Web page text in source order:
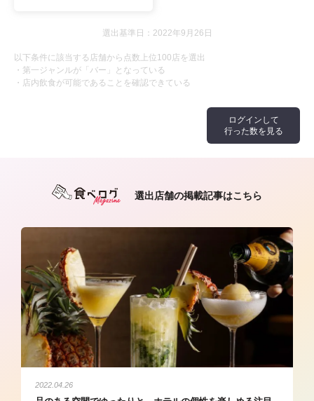
ログインして
行った数を見る
選出基準日：2022年9月26日
以下条件に該当する店舗から点数上位100店を選出
・第一ジャンルが「バー」となっている
・店内飲食が可能であることを確認できている
選出店舗の掲載記事はこちら
2022.04.26